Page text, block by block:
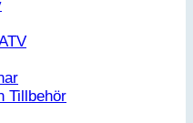
Tillbehör